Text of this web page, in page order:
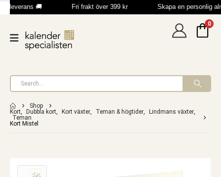
leverans 🚚 Fri frakt över 399 kr Skapa en personlig
0
Shop
Kort, Dubbla kort, Kort växter, Teman & högtider, Lindmans växter,
Teman
Kort Mistel